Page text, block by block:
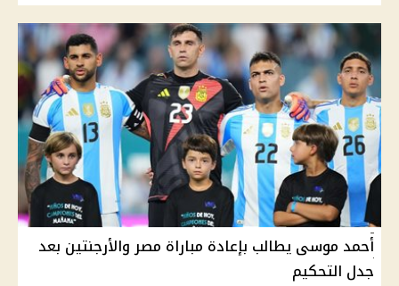
أحمد موسى يطالب بإعادة مباراة مصر والأرجنتين بعد
جدل التحكيم